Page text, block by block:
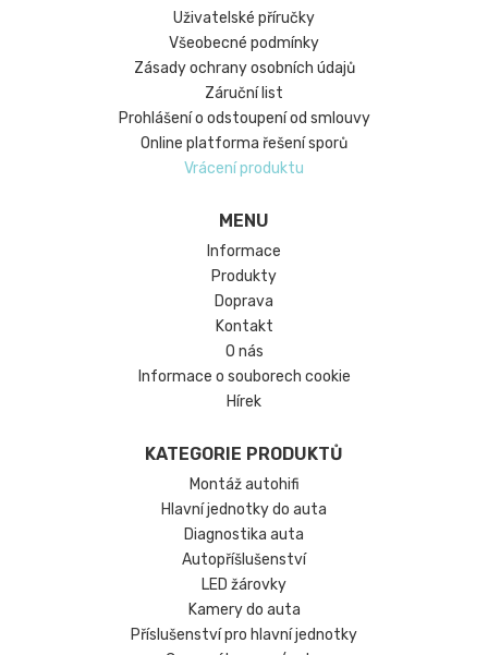
Uživatelské příručky
Všeobecné podmínky
Zásady ochrany osobních údajů
Záruční list
Prohlášení o odstoupení od smlouvy
Online platforma řešení sporů
Vrácení produktu
MENU
Informace
Produkty
Doprava
Kontakt
O nás
Informace o souborech cookie
Hírek
KATEGORIE PRODUKTŮ
Montáž autohifi
Hlavní jednotky do auta
Diagnostika auta
Autopříšlušenství
LED žárovky
Kamery do auta
Příslušenství pro hlavní jednotky